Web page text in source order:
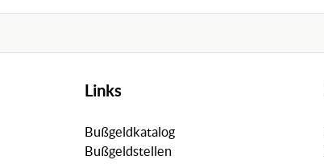
Links
Bußgeldkatalog
Bußgeldstellen